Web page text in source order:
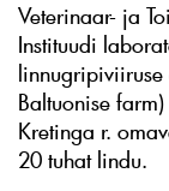
Veterinaar- ja
Instituudi
linnugripiviiruse
Baltuonise
Kretinga r.
20 tuhat lindu.